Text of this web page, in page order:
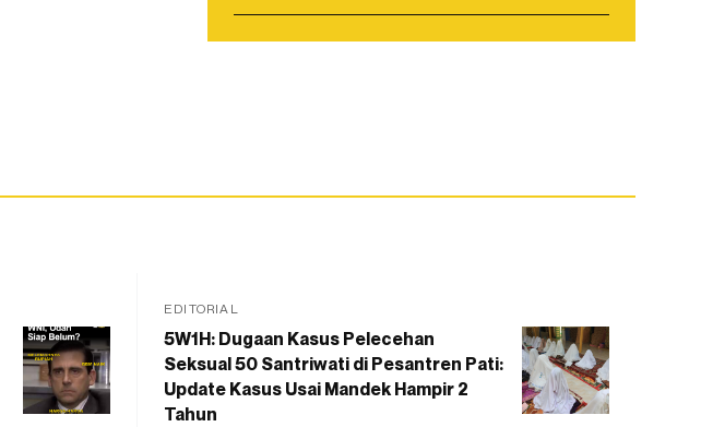
EDITORIAL
5W1H: Dugaan Kasus Pelecehan
Seksual 50 Santriwati di Pesantren Pati:
Update Kasus Usai Mandek Hampir 2
Tahun